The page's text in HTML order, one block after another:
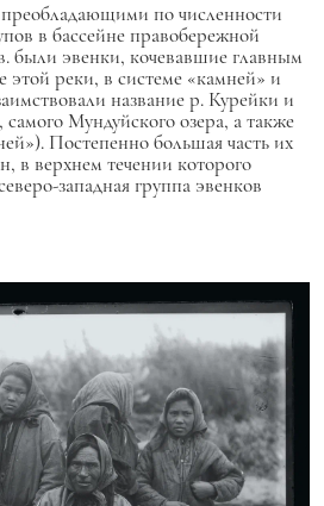
по численности
в бассейне правобережной
были эвенки, кочевавшие главным
этой реки, в системе «камней» и
название р. Курейки и
Мундуйского озера, а также
Постепенно большая часть их
в верхнем течении которого
западная группа эвенков